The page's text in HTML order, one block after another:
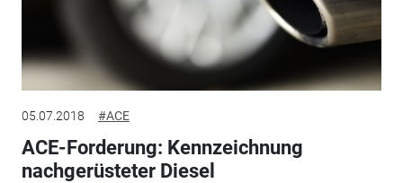
05.07.2018 #ACE
ACE-Forderung: Kennzeichnung
nachgerüsteter Diesel